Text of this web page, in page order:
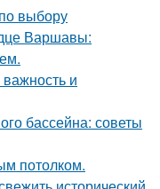
выбору
Варшавы:
и
бассейна: советы
потолком.